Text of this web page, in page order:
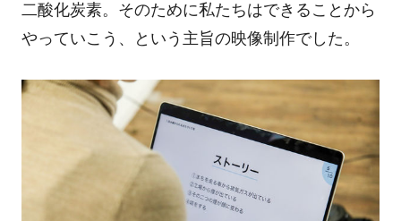
二酸化炭素。そのために私たちはできることから
やっていこう、という主旨の映像制作でした。